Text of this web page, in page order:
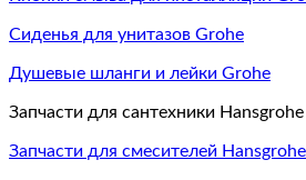
Сиденья для унитазов Grohe
Душевые шланги и лейки Grohe
Запчасти для сантехники
Запчасти для смесителей